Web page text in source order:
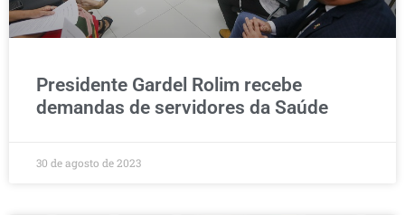
Presidente Gardel Rolim recebe
demandas de servidores da Saúde
30 de agosto de 2023